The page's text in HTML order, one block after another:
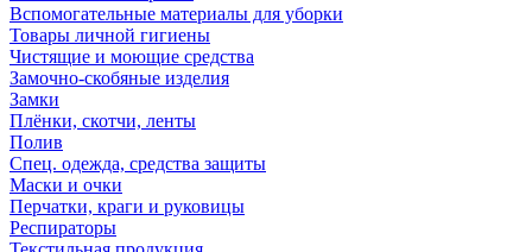
Вспомогательные материалы для уборки
Товары личной гигиены
Чистящие и моющие средства
Замочно-скобяные изделия
Замки
Плёнки, скотчи, ленты
Полив
Спец. одежда, средства защиты
Маски и очки
Перчатки, краги и руковицы
Респираторы